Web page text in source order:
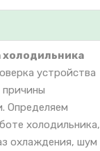
холодильника
устройства
причины
Определяем
холодильника,
охлаждения, шум